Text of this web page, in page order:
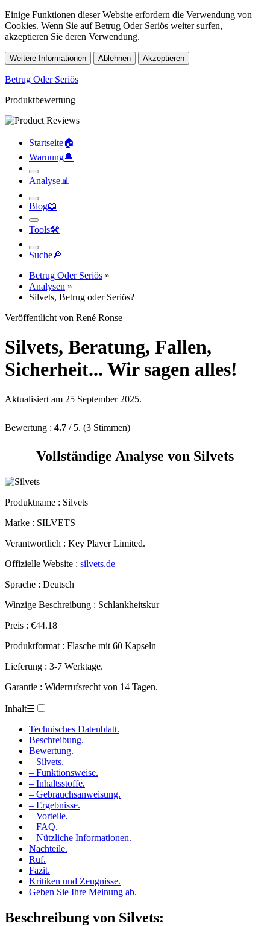
Einige Funktionen dieser Website erfordern die Verwendung von
Cookies. Wenn Sie auf Betrug Oder Seriös weiter surfen,
akzeptieren Sie deren Verwendung.
Weitere Informationen Ablehnen Akzeptieren
Betrug Oder Seriös
Produktbewertung
Startseite🏠︎
Warnung🔔︎
Analyse📊︎
Blog📖︎
Tools🛠︎
Suche🔎︎
Betrug Oder Seriös »
Analysen »
Silvets, Betrug oder Seriös?
Veröffentlicht von René Ronse
Silvets, Beratung, Fallen,
Sicherheit... Wir sagen alles!
Aktualisiert am 25 September 2025.
Bewertung : 4.7 / 5. (3 Stimmen)
Vollständige Analyse von Silvets
Produktname : Silvets
Marke : SILVETS
Verantwortlich : Key Player Limited.
Offizielle Website : silvets.de
Sprache : Deutsch
Winzige Beschreibung : Schlankheitskur
Preis : €44.18
Produktformat : Flasche mit 60 Kapseln
Lieferung : 3-7 Werktage.
Garantie : Widerrufsrecht von 14 Tagen.
Inhalt☰
Technisches Datenblatt.
Beschreibung.
Bewertung.
– Silvets.
– Funktionsweise.
– Inhaltsstoffe.
– Gebrauchsanweisung.
– Ergebnisse.
– Vorteile.
– FAQ.
– Nützliche Informationen.
Nachteile.
Ruf.
Fazit.
Kritiken und Zeugnisse.
Geben Sie Ihre Meinung ab.
Beschreibung von Silvets: